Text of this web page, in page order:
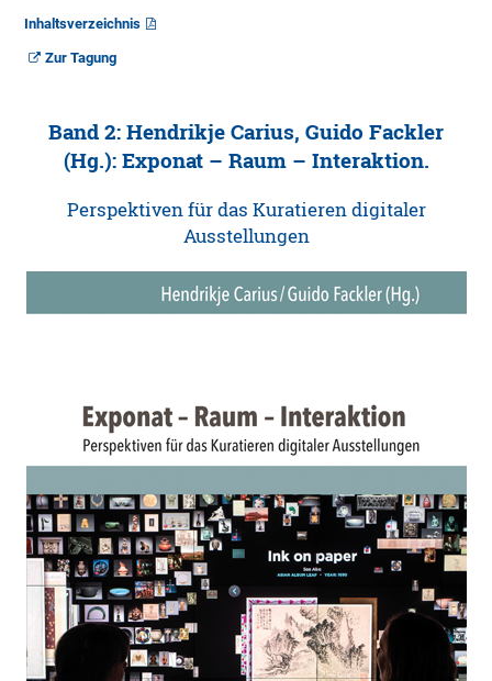
Inhaltsverzeichnis
Zur Tagung
Band 2: Hendrikje Carius, Guido Fackler
(Hg.): Exponat – Raum – Interaktion.
Perspektiven für das Kuratieren digitaler
Ausstellungen